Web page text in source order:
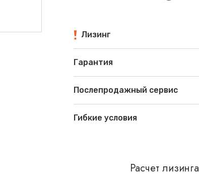
Лизинг
Гарантия
Послепродажный сервис
Гибкие условия
Расчет лизинга